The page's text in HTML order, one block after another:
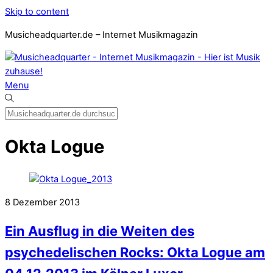
Skip to content
Musicheadquarter.de – Internet Musikmagazin
Menu
Okta Logue
8 Dezember 2013
Ein Ausflug in die Weiten des
psychedelischen Rocks: Okta Logue am